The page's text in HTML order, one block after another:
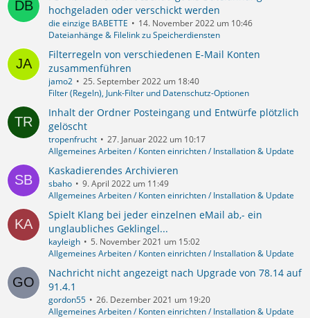
hochgeladen oder verschickt werden
die einzige BABETTE
14. November 2022 um 10:46
Dateianhänge & Filelink zu Speicherdiensten
Filterregeln von verschiedenen E-Mail Konten
zusammenführen
jamo2
25. September 2022 um 18:40
Filter (Regeln), Junk-Filter und Datenschutz-Optionen
Inhalt der Ordner Posteingang und Entwürfe plötzlich
gelöscht
tropenfrucht
27. Januar 2022 um 10:17
Allgemeines Arbeiten / Konten einrichten / Installation & Update
Kaskadierendes Archivieren
sbaho
9. April 2022 um 11:49
Allgemeines Arbeiten / Konten einrichten / Installation & Update
Spielt Klang bei jeder einzelnen eMail ab,- ein
unglaubliches Geklingel...
kayleigh
5. November 2021 um 15:02
Allgemeines Arbeiten / Konten einrichten / Installation & Update
Nachricht nicht angezeigt nach Upgrade von 78.14 auf
91.4.1
gordon55
26. Dezember 2021 um 19:20
Allgemeines Arbeiten / Konten einrichten / Installation & Update